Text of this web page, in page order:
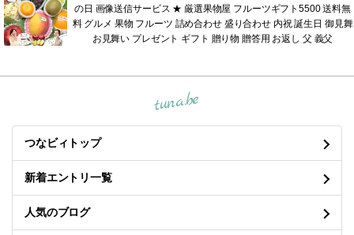
の日 画像送信サービス ★ 厳選果物屋 フルーツギフト5500 送料無
料 グルメ 果物 フルーツ 詰め合わせ 盛り合わせ 内祝 誕生日 御見舞
お見舞い プレゼント ギフト 贈り物 贈答用 お返し 父 義父
tuna.be
つなビィトップ
新着エントリ一覧
人気のブログ